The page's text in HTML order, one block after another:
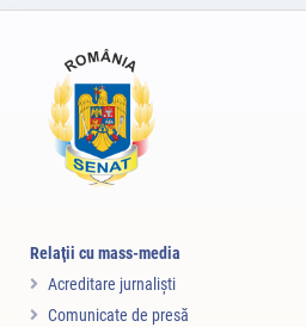
Relaţii cu mass-media
Acreditare jurnalişti
Comunicate de presă